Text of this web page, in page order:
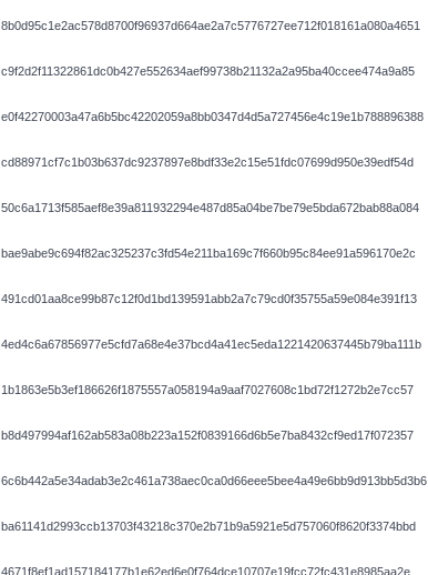
8b0d95c1e2ac578d8700f96937d664ae2a7c5776727ee712f018161a080a4651
c9f2d2f11322861dc0b427e552634aef99738b21132a2a95ba40ccee474a9a85
e0f42270003a47a6b5bc42202059a8bb0347d4d5a727456e4c19e1b788896388
cd88971cf7c1b03b637dc9237897e8bdf33e2c15e51fdc07699d950e39edf54d
50c6a1713f585aef8e39a811932294e487d85a04be7be79e5bda672bab88a084
bae9abe9c694f82ac325237c3fd54e211ba169c7f660b95c84ee91a596170e2c
491cd01aa8ce99b87c12f0d1bd139591abb2a7c79cd0f35755a59e084e391f13
4ed4c6a67856977e5cfd7a68e4e37bcd4a41ec5eda1221420637445b79ba111b
1b1863e5b3ef186626f1875557a058194a9aaf7027608c1bd72f1272b2e7cc57
b8d497994af162ab583a08b223a152f0839166d6b5e7ba8432cf9ed17f072357
6c6b442a5e34adab3e2c461a738aec0ca0d66eee5bee4a49e6bb9d913bb5d3b6
ba61141d2993ccb13703f43218c370e2b71b9a5921e5d757060f8620f3374bbd
4671f8ef1ad157184177b1e62ed6e0f764dce10707e19fcc72fc431e8985aa2e